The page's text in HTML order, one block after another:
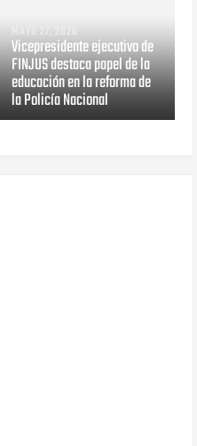
MAYO 27, 2026
Vicepresidente ejecutivo de
FINJUS destaca papel de la
educación en la reforma de
la Policía Nacional